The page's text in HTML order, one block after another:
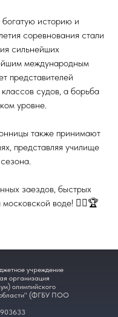
историю и
соревнования стали
сильнейших
международным
представителей
судов, а борьба
уровне.
также принимают
представляя училище
заездов, быстрых
московской воде! 🚣‍♂️🏆
учреждение
организация
олимпийского
области" (ФГБУ ПОО